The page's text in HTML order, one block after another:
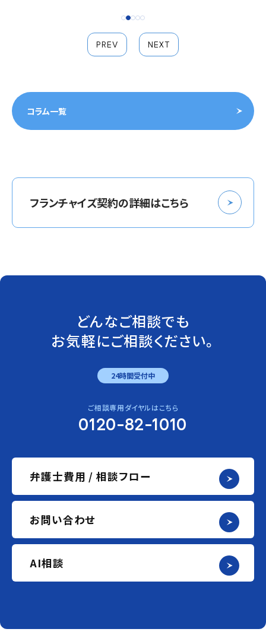
PREV NEXT
コラム一覧
フランチャイズ契約の詳細はこちら
どんなご相談でも
お気軽にご相談ください。
24時間受付中
ご相談専用ダイヤルはこちら
0120-82-1010
弁護士費用 / 相談フロー
お問い合わせ
AI相談